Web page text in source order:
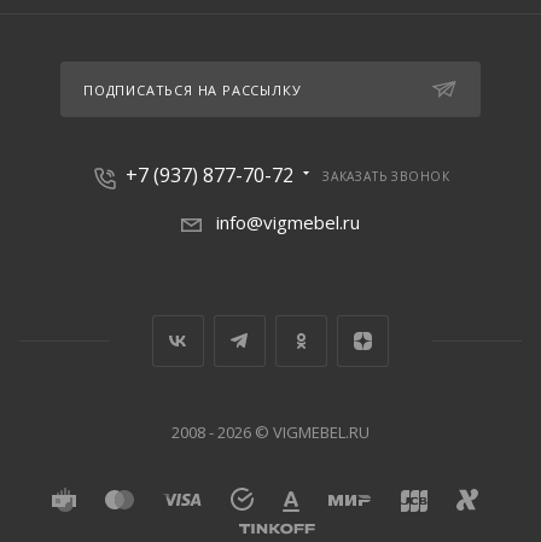
ПОДПИСАТЬСЯ НА РАССЫЛКУ
+7 (937) 877-70-72 ЗАКАЗАТЬ ЗВОНОК
info@vigmebel.ru
2008 - 2026 © VIGMEBEL.RU